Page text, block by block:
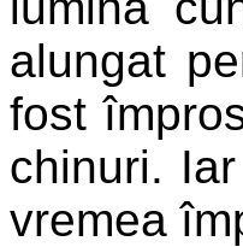
alungat
fost
chinuri.
vremea